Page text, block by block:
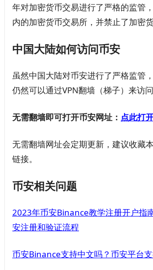
年对加密货币交易进行了严格的监管
内的加密货币交易所，并禁止了加密
中国大陆如何访问币安
虽然中国大陆对币安进行了严格监管
仍然可以通过VPN翻墙（梯子）来访问
无需翻墙即可打开币安网址： 点此打
无需翻墙网址会定期更新，建议收藏
链接。
币安相关问题
2023年币安Binance教学注册开户指
安注册和验证流程
币安Binance支持中文吗？币安平台